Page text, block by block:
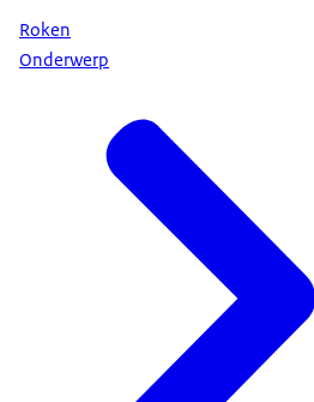
Roken
Onderwerp